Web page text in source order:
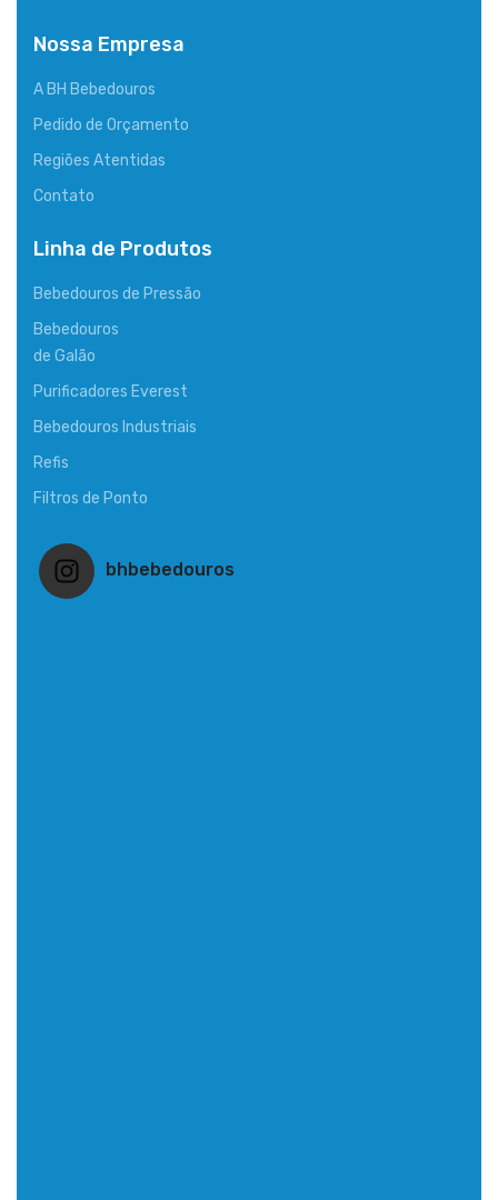
Nossa Empresa
A BH Bebedouros
Pedido de Orçamento
Regiões Atentidas
Contato
Linha de Produtos
Bebedouros de Pressão
Bebedouros
de Galão
Purificadores Everest
Bebedouros Industriais
Refis
Filtros de Ponto
bhbebedouros